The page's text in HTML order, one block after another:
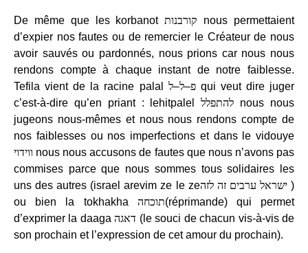
De même que les korbanot
nous permettaient
d’expier nos fautes ou de remercier le Créateur de nous
avoir sauvés ou pardonnés, nous prions car nous nous
rendons compte à chaque instant de notre faiblesse.
Tefila vient de la racine palal
פ–ל– ל qui veut dire juger
c’est-à-dire qu’en priant : lehitpalel
nous nous
jugeons nous-mêmes et nous nous rendons compte de
nos faiblesses ou nos imperfections et dans le vidouye
nous nous accusons de fautes que nous n’avons pas
commises parce que nous sommes tous solidaires les
uns des autres (israel arevim ze le ze
ישראל ערבים זה לזה)
ou bien la tokhakha תוכחה(réprimande) qui permet
d’exprimer la daaga
(le souci de chacun vis-à-vis de
son prochain et l’expression de cet amour du prochain).